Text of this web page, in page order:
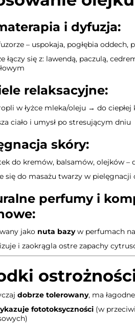
i dyfuzja:
– uspokaja, pogłębia oddech,
łączy się z: lawendą, paczulą,
relaksacyjne:
w łyżce mleka/oleju → do ciepłej
ciało i umysł po stresującym dniu
skóry:
do kremów, balsamów, olejków –
się do masażu twarzy w pielęgnacji
perfumy i
jako nuta bazyw perfumach
i zaokrągla ostre zapachy
dobrze tolerowany, ma
fototoksyczności (w